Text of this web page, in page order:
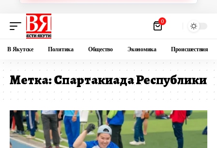
0
В Якутске Политика Общество Экономика Происшествия
Метка:Спартакиада Республики